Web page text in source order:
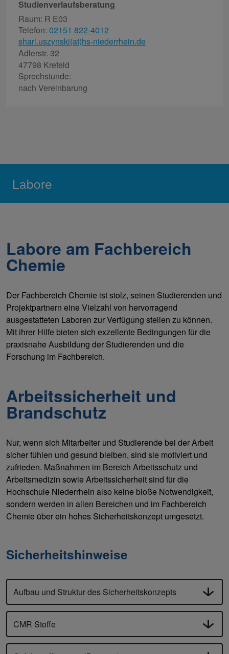
Studienverlaufsberatung
Raum: R E03
Telefon: 02151 822-4012
shari.uszynski(at)hs-niederrhein.de
Adlerstr. 32
47798 Krefeld
Sprechstunde:
nach Vereinbarung
Labore
Labore am Fachbereich
Chemie
Der Fachbereich Chemie ist stolz, seinen Studierenden und
Projektpartnern eine Vielzahl von hervorragend
ausgestatteten Laboren zur Verfügung stellen zu können.
Mit ihrer Hilfe bieten sich exzellente Bedingungen für die
praxisnahe Ausbildung der Studierenden und die
Forschung im Fachbereich.
Arbeitssicherheit und
Brandschutz
Nur, wenn sich Mitarbeiter und Studierende bei der Arbeit
sicher fühlen und gesund bleiben, sind sie motiviert und
zufrieden. Maßnahmen im Bereich Arbeitsschutz und
Arbeitsmedizin sowie Arbeitssicherheit sind für die
Hochschule Niederrhein also keine bloße Notwendigkeit,
sondern werden in allen Bereichen und im Fachbereich
Chemie über ein hohes Sicherheitskonzept umgesetzt.
Sicherheitshinweise
Aufbau und Struktur des Sicherheitskonzepts
CMR Stoffe